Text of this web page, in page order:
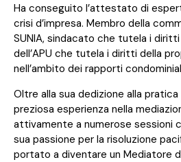
Ha conseguito l’attestato di
crisi d’impresa. Membro della
SUNIA, sindacato che tutela i
dell’APU che tutela i diritti della
nell’ambito dei rapporti
Oltre alla sua dedizione alla pratica
preziosa esperienza nella
attivamente a numerose sessioni
sua passione per la risoluzione
portato a diventare un Mediatore